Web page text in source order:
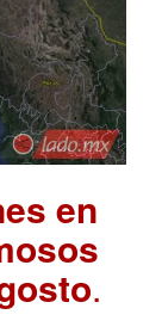
en
.